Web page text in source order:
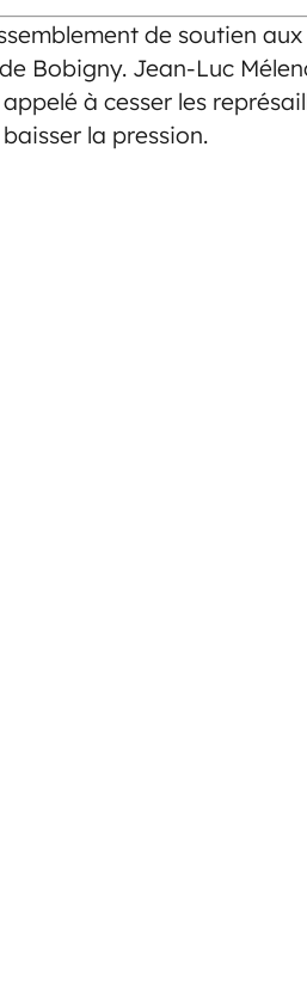
de soutien
Bobigny. Jean-Luc
à cesser les
la pression.